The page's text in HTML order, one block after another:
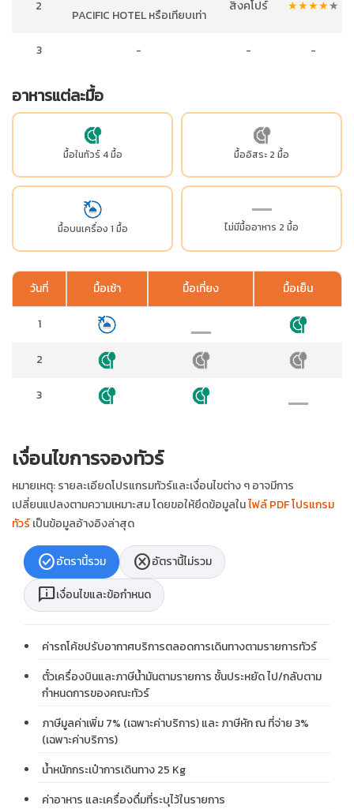
2
PACIFIC HOTEL หรือเทียบเท่า
สิงคโปร์ ★★★★★
3 - - -
อาหารแต่ละมื้อ
มื้อในทัวร์ 4 มื้อ มื้ออิสระ 2 มื้อ
มื้อบนเครื่อง 1 มื้อ ไม่มีมื้ออาหาร 2 มื้อ
วันที่ มื้อเช้า มื้อเที่ยง มื้อเย็น
1
2
3
เงื่อนไขการจองทัวร์
หมายเหตุ: รายละเอียดโปรแกรมทัวร์และเงื่อนไขต่าง ๆ อาจมีการ
เปลี่ยนแปลงตามความเหมาะสม โดยขอให้ยึดข้อมูลในไฟล์ PDF โปรแกรม
ทัวร์เป็นข้อมูลอ้างอิงล่าสุด
check_circleอัตรานี้รวม cancelอัตรานี้ไม่รวม
chat_infoเงื่อนไขและข้อกำหนด
ค่ารถโค้ชปรับอากาศบริการตลอดการเดินทางตามรายการทัวร์
ตั๋วเครื่องบินและภาษีน้ำมันตามรายการ ชั้นประหยัด ไป/กลับตาม
กำหนดการของคณะทัวร์
ภาษีมูลค่าเพิ่ม 7% (เฉพาะค่าบริการ) และ ภาษีหัก ณ ที่จ่าย 3%
(เฉพาะค่าบริการ)
น้ำหนักกระเป๋าการเดินทาง 25 Kg
ค่าอาหาร และเครื่องดื่มที่ระบุไว้ในรายการ